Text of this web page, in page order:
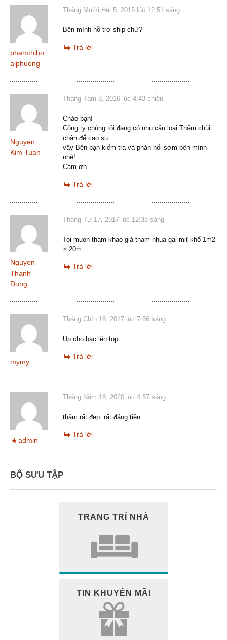
phamthiho
aiphuong
Tháng Mười Hai 5, 2015 lúc 12:51 sáng
Bên mình hỗ trợ ship chứ?
Trả lời
Nguyen
Kim Tuan
Tháng Tám 8, 2016 lúc 4:43 chiều
Chào bạn!
Công ty chúng tôi đang có nhu cầu loại Thảm chùi
chân đế cao su.
vậy Bên bạn kiểm tra và phản hổi sớm bên mình
nhé!
Cám ơn
Trả lời
Nguyen
Thanh
Dung
Tháng Tư 17, 2017 lúc 12:38 sáng
Toi muon tham khao giá tham nhua gai mit khổ 1m2
× 20m
Trả lời
mymy
Tháng Chín 18, 2017 lúc 7:56 sáng
Up cho bác lên top
Trả lời
admin
Tháng Năm 18, 2020 lúc 4:57 sáng
thảm rất đẹp. rất đáng tiền
Trả lời
BỘ SƯU TẬP
TRANG TRÍ NHÀ
TIN KHUYẾN MÃI